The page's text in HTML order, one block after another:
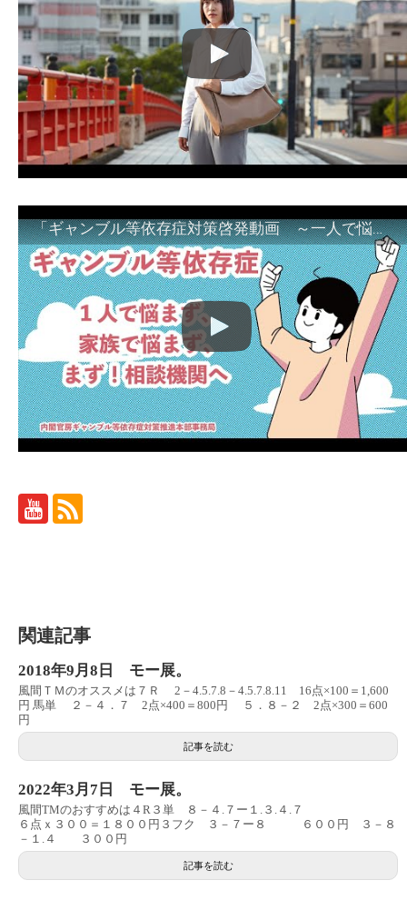
「ギャンブル等依存症対策啓発動画 ～一人で悩まず、家族で悩まず、まず！相談機関へ～」
関連記事
2018年9月8日 モー展。
風間ＴＭのオススメは７Ｒ 2－4.5.7.8－4.5.7.8.11 16点×100＝1,600
円 馬単 ２－４．７ 2点×400＝800円 ５．８－２ 2点×300＝600
円
記事を読む
2022年3月7日 モー展。
風間TMのおすすめは４R３単 ８－４.７ー１.３.４.７
６点ｘ３００＝１８００円３フク ３－７ー８ ６００円 ３－８
－１.４ ３００円
記事を読む